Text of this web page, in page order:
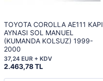
TOYOTA COROLLA AE111 KAPI
AYNASI SOL MANUEL
(KUMANDA KOLSUZ) 1999-
2000
2.463,78 TL
37,24 EUR + KDV